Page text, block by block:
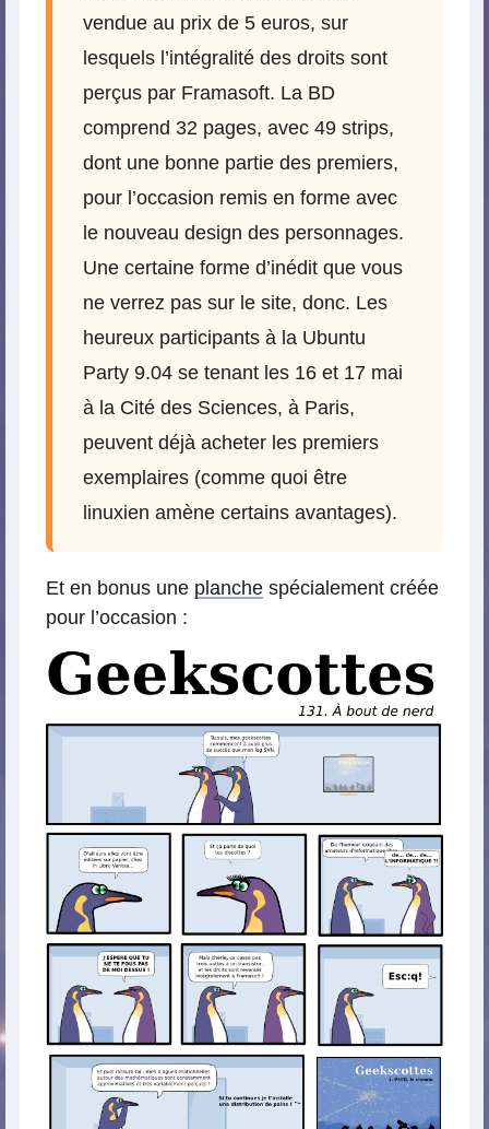
vendue au prix de 5 euros, sur
lesquels l’intégralité des droits sont
perçus par Framasoft. La BD
comprend 32 pages, avec 49 strips,
dont une bonne partie des premiers,
pour l’occasion remis en forme avec
le nouveau design des personnages.
Une certaine forme d’inédit que vous
ne verrez pas sur le site, donc. Les
heureux participants à la Ubuntu
Party 9.04 se tenant les 16 et 17 mai
à la Cité des Sciences, à Paris,
peuvent déjà acheter les premiers
exemplaires (comme quoi être
linuxien amène certains avantages).
Et en bonus une planche spécialement créée
pour l’occasion :